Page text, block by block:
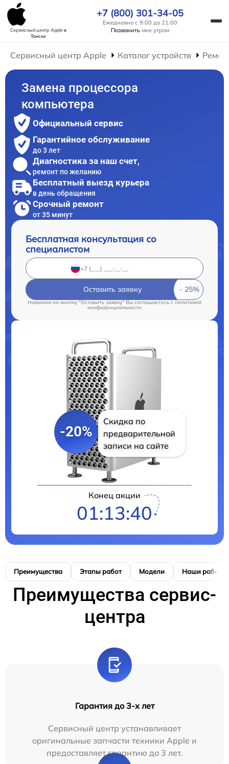
Сервисный центр Appleв
Томске
+7 (800) 301-34-05
Ежедневно с 9:00 до 21:00
Позвонить мне утром
Сервисный центр Apple Каталог устройств
Замена процессора
компьютера
Официальный сервис
Гарантийное обслуживание
до 3 лет
Диагностика за наш счет,
ремонт по желанию
Бесплатный выезд курьера
в день обращения
Срочный ремонт
от 35 минут
Бесплатная консультация со
специалистом
Оставить заявку
Нажимая на кнопку "Оставить заявку" Вы соглашаетесь cполитикой
конфиденциальности
-20%
Скидка по
предварительной
записи на сайте
Конец акции
01:13:40
Преимущества Этапы работ Модели Наши работы
Преимущества сервис-
центра
Гарантия до 3-х лет
Сервисный центр устанавливает
оригинальные запчасти техники Apple и
предоставляет гарантию до 3 лет.